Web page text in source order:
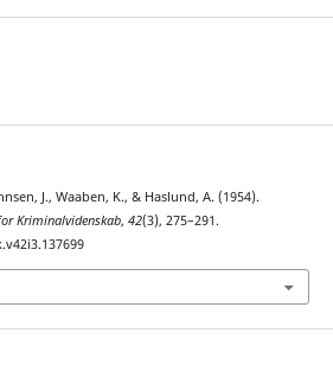
J., Waaben, K., & Haslund, A. (1954).
Kriminalvidenskab, 42(3), 275–291.